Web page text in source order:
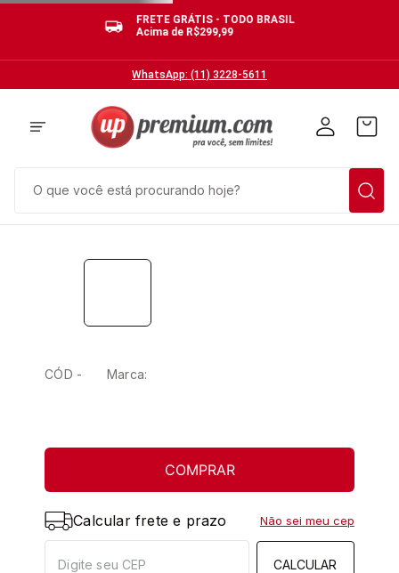
FRETE GRÁTIS - TODO BRASIL
Acima de R$299,99
WhatsApp: (11) 3228-5611
CÓD - Marca:
COMPRAR
Calcular frete e prazo
CALCULAR
Não sei meu cep